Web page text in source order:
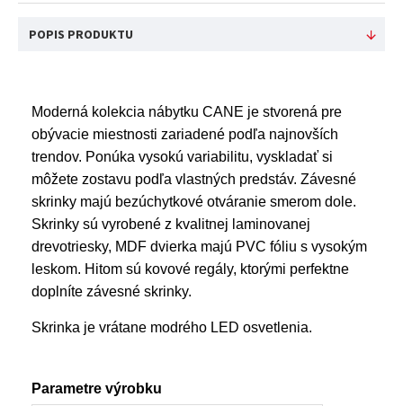
POPIS PRODUKTU
Moderná kolekcia nábytku CANE je stvorená pre
obývacie miestnosti zariadené podľa najnovších
trendov. Ponúka vysokú variabilitu, vyskladať si
môžete zostavu podľa vlastných predstáv. Závesné
skrinky majú bezúchytkové otváranie smerom dole.
Skrinky sú vyrobené z kvalitnej laminovanej
drevotriesky, MDF dvierka majú PVC fóliu s vysokým
leskom. Hitom sú kovové regály, ktorými perfektne
doplníte závesné skrinky.
Skrinka je vrátane modrého LED osvetlenia.
Parametre výrobku